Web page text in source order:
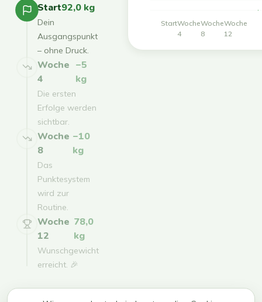
Start92,0 kg
Dein
Ausgangspunkt
– ohne Druck.
Woche
4
−5
kg
Die ersten
Erfolge werden
sichtbar.
Woche
8
−10
kg
Das
Punktesystem
wird zur
Routine.
Woche
12
78,0
kg
Wunschgewicht
erreicht. 🎉
StartWoche
4
Woche
8
Woche
12